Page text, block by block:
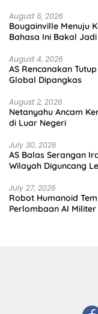
August 6, 2026
Bougainville Menuju
Bahasa Ini Bakal
August 4, 2026
AS Rencanakan
Global Dipangkas
August 2, 2026
Netanyahu Ancam
di Luar Negeri
July 30, 2026
AS Balas Serangan
Wilayah Diguncang
July 27, 2026
Robot Humanoid
Perlombaan AI Militer